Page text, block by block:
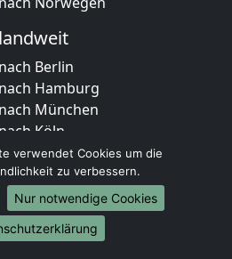
Berlin
Hamburg
München
Köln
Frankfurt am Main
Stuttgart
Düsseldorf
Leipzig
Dortmund
verwendet Cookies um die
zu verbessern.
Nur notwendige Cookies